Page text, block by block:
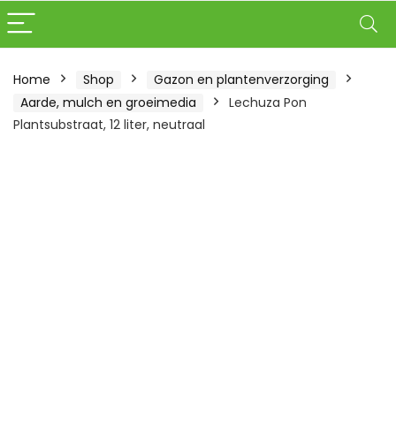
Home Shop
Gazon en plantenverzorging
Aarde, mulch en groeimedia
Lechuza Pon
Plantsubstraat, 12 liter, neutraal